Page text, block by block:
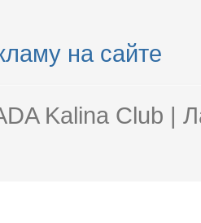
на сайте
Kalina Club |